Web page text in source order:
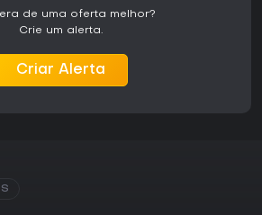
de uma oferta melhor?
Crie um alerta.
Criar Alerta